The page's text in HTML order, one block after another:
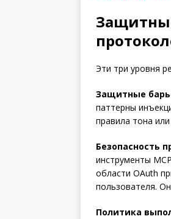
Эти три уровня
Защитные
паттерны
правила тона
Безопасность
инструменты
области OAuth
пользователя.
Политика